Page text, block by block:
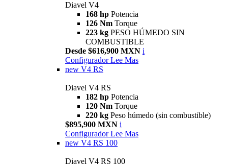
Diavel V4
168 hp Potencia
126 Nm Torque
223 kg PESO HÚMEDO SIN
COMBUSTIBLE
Desde $616,900 MXN i
Configurador Lee Mas
new V4 RS
Diavel V4 RS
182 hp Potencia
120 Nm Torque
220 kg Peso húmedo (sin combustible)
$895,900 MXN i
Configurador Lee Mas
new V4 RS 100
Diavel V4 RS 100